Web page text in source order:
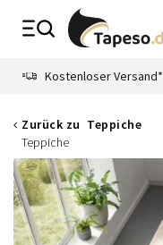
Zusammenbruch
Kostenloser Versand*
Zurück zu Teppiche
Teppiche